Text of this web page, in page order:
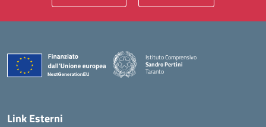
Istituto Comprensivo
Sandro Pertini
Taranto
Link Esterni